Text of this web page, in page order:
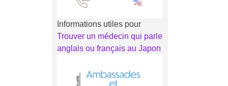
Informations utiles pour
Trouver un médecin qui parle
anglais ou français au Japon